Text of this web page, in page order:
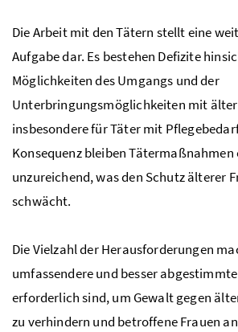
Die Arbeit mit den Tätern stellt eine
Aufgabe dar. Es bestehen Defizite
Möglichkeiten des Umgangs und der
Unterbringungsmöglichkeiten mit
insbesondere für Täter mit
Konsequenz bleiben
unzureichend, was den Schutz älterer
schwächt.
Die Vielzahl der Herausforderungen
umfassendere und besser
erforderlich sind, um Gewalt gegen
zu verhindern und betroffene Frauen